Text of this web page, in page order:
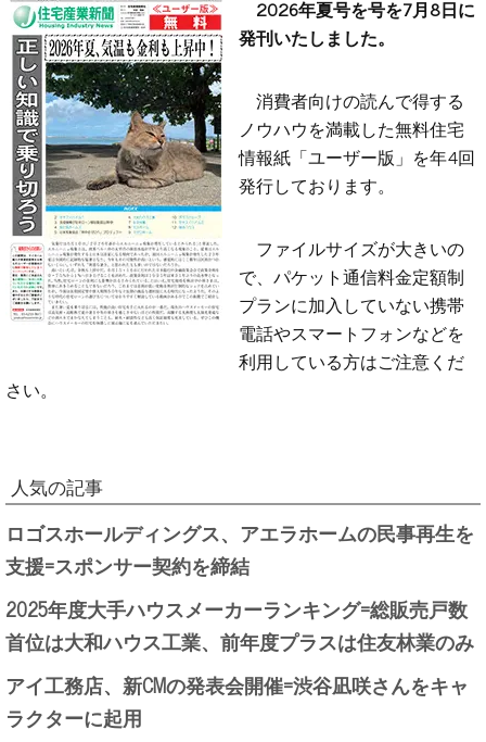
2026年夏号を号を7月8日に
発刊いたしました。
消費者向けの読んで得する
ノウハウを満載した無料住宅
情報紙「ユーザー版」を年4回
発行しております。
ファイルサイズが大きいの
で、パケット通信料金定額制
プランに加入していない携帯
電話やスマートフォンなどを
利用している方はご注意くだ
さい。
人気の記事
ロゴスホールディングス、アエラホームの民事再生を
支援=スポンサー契約を締結
2025年度大手ハウスメーカーランキング=総販売戸数
首位は大和ハウス工業、前年度プラスは住友林業のみ
アイ工務店、新CMの発表会開催=渋谷凪咲さんをキャ
ラクターに起用